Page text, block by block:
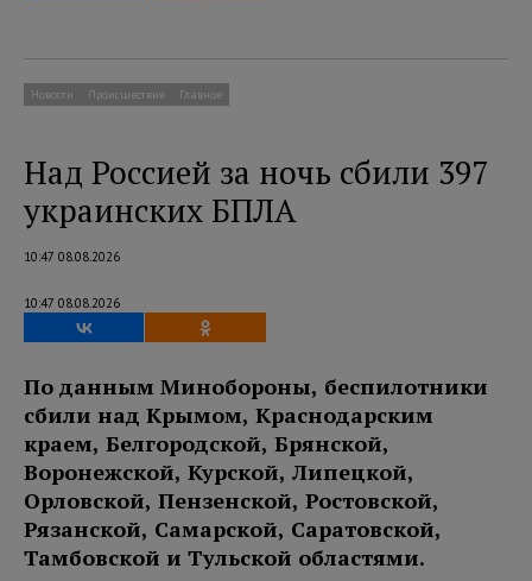
Новости Происшествия Главное
Над Россией за ночь сбили 397
украинских БПЛА
10:47 08.08.2026
10:47 08.08.2026
По данным Минобороны, беспилотники
сбили над Крымом, Краснодарским
краем, Белгородской, Брянской,
Воронежской, Курской, Липецкой,
Орловской, Пензенской, Ростовской,
Рязанской, Самарской, Саратовской,
Тамбовской и Тульской областями.